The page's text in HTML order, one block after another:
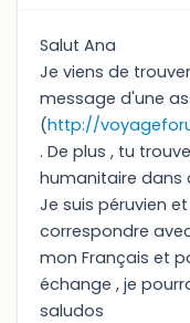
Salut Ana
Je viens de
message d'une
(http://
. De plus , tu
humanitaire dans
Je suis péruvien
correspondre
mon Français et
échange , je
saludos